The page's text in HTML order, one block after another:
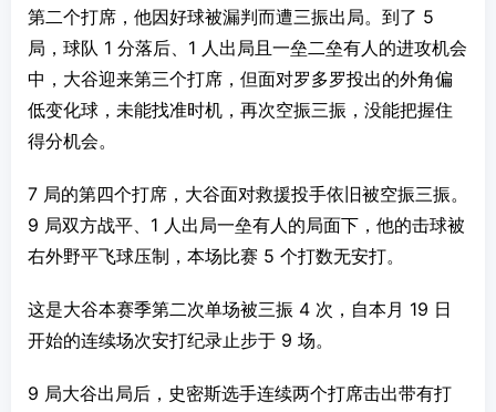
第二个打席，他因好球被漏判而遭三振出局。到了 5
局，球队 1 分落后、1 人出局且一垒二垒有人的进攻机会
中，大谷迎来第三个打席，但面对罗多罗投出的外角偏
低变化球，未能找准时机，再次空振三振，没能把握住
得分机会。
7 局的第四个打席，大谷面对救援投手依旧被空振三振。
9 局双方战平、1 人出局一垒有人的局面下，他的击球被
右外野平飞球压制，本场比赛 5 个打数无安打。
这是大谷本赛季第二次单场被三振 4 次，自本月 19 日
开始的连续场次安打纪录止步于 9 场。
9 局大谷出局后，史密斯选手连续两个打席击出带有打